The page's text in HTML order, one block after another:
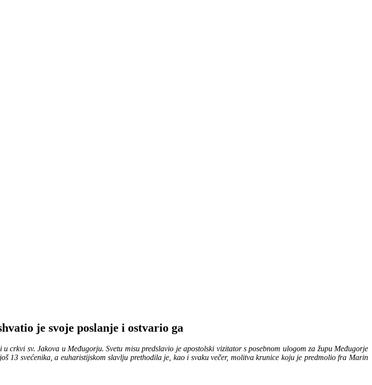
je svoje poslanje i ostvario ga
crkvi sv. Jakova u Međugorju. Svetu misu predslavio je apostolski vizitator s posebnom ulogom za župu Međugorje
13 svećenika, a euharistijskom slavlju prethodila je, kao i svaku večer, molitva krunice koju je predmolio fra Marin